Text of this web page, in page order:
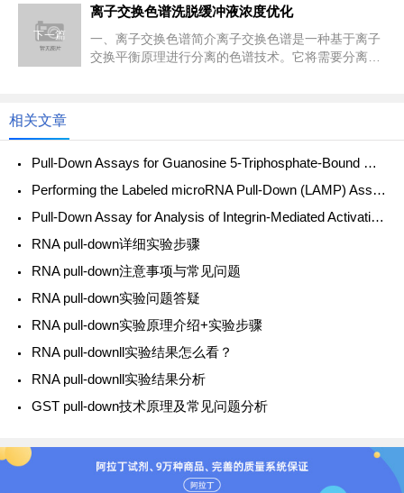
下一篇
离子交换色谱洗脱缓冲液浓度优化
一、离子交换色谱简介离子交换色谱是一种基于离子
交换平衡原理进行分离的色谱技术。它将需要分离的
相关文章
Pull-Down Assays for Guanosine 5-Triphosphate-Bound Ras-Like Guanosine 5-Triphosphatases
Performing the Labeled microRNA Pull-Down (LAMP) Assay System: An Experimental Approach for High-Thr
Pull-Down Assay for Analysis of Integrin-Mediated Activation of Rap Proteins in Adherent Platelets
RNA pull-down详细实验步骤
​RNA pull-down注意事项与常见问题
RNA pull-down实验问题答疑
RNA pull-down实验原理介绍+实验步骤
RNA pull-downll实验结果怎么看？
RNA pull-downll实验结果分析
GST pull-down技术原理及常见问题分析